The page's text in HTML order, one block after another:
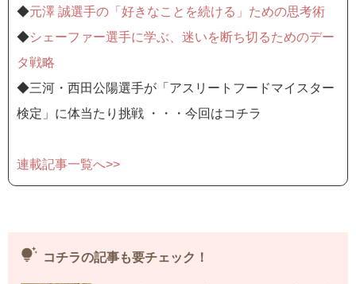
◆元澤 誠選手の「好きなことを続ける」ための思考術
◆シェーファー選手に学ぶ、迷いを断ち切るためのデー
タ戦略
◆三河・西田公陽選手が「アスリートフードマイスター
検定」に体当たり挑戦 ・・・今回はコチラ
連載記事一覧へ>>
tips_and_updates コチラの記事も要チェック！